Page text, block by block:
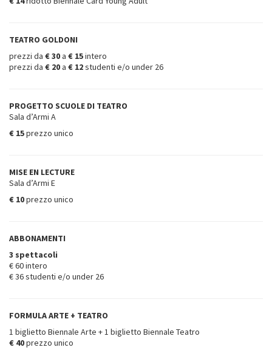
TEATRO GOLDONI
prezzi da € 30a € 15intero
prezzi da € 20a € 12studenti e/o under 26
PROGETTO SCUOLE DI TEATRO
Sala d’Armi A
€ 15prezzo unico
MISE EN LECTURE
Sala d’Armi E
€ 10prezzo unico
ABBONAMENTI
3 spettacoli
€ 60 intero
€ 36 studenti e/o under 26
FORMULA ARTE + TEATRO
1 biglietto Biennale Arte + 1 biglietto Biennale Teatro
€ 40prezzo unico